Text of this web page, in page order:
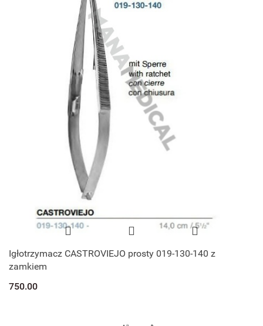
Igłotrzymacz CASTROVIEJO prosty 019-130-140 z
zamkiem
750.00